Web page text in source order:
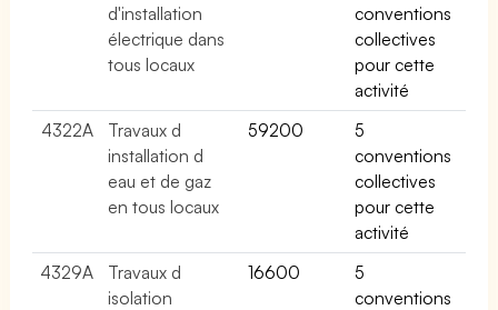
d'installation
électrique dans
tous locaux
conventions
collectives
pour cette
activité
4322A
Travaux d
installation d
eau et de gaz
en tous locaux
59200
5
conventions
collectives
pour cette
activité
4329A
Travaux d
isolation
16600
5
conventions